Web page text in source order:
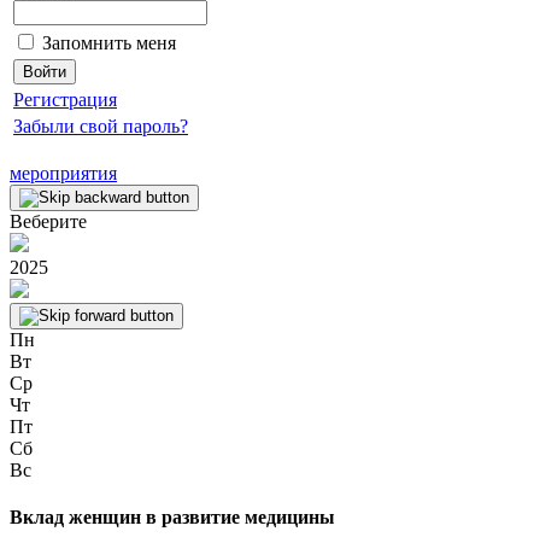
Запомнить меня
Регистрация
Забыли свой пароль?
мероприятия
Веберите
2025
Пн
Вт
Ср
Чт
Пт
Сб
Вс
Вклад женщин в развитие медицины